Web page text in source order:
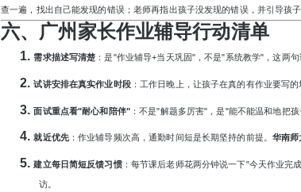
查一遍，找出自己能发现的错误；老师再指出孩子没发现的错误，并引导孩子
六、广州家长作业辅导行动清单
1.需求描述写清楚 ：是"作业辅导+当天巩固"，不是"系统教学"，这两句
2.试讲安排在真实作业时段：工作日晚上，让孩子在真的有作业要写的
3.面试重点看"耐心和陪伴" ：不是"解题多厉害"，是"能不能温和地把孩
4.就近优先：作业辅导频次高，通勤时间短是长期坚持的前提。华南师
5.建立每日简短反馈习惯：每节课后老师花两分钟说一下"今天作业完
访。